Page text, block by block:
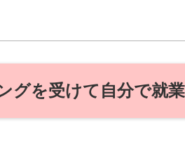
グを受けて自分で就